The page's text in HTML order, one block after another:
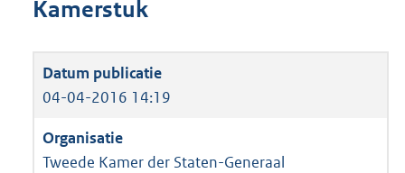
Kamerstuk
04-04-2016 14:19
Tweede Kamer der Staten-Generaal